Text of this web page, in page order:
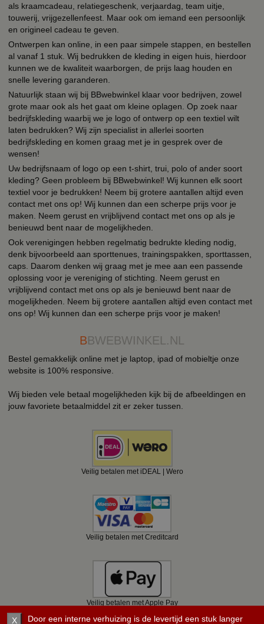
als kraamcadeau, relatiegeschenk, verjaardag, team uitje,
touwerij, vrijgezellenfeest. Maar ook om iemand een persoonlijk
en origineel cadeau te geven.
Ontwerpen kan online, in een paar simpele stappen, en bestellen
al vanaf 1 stuk. Wij bedrukken de kleding in eigen huis, hierdoor
kunnen we de kwaliteit waarborgen, de prijs laag houden en
snelle levering garanderen.
Natuurlijk staan wij bij BBwebwinkel klaar voor bedrijven, zowel
grote maar ook als het gaat om kleine oplagen. Op zoek naar
bedrijfskleding waarbij we je logo of ontwerp op een textiel wilt
laten bedrukken? Wij zijn specialist in allerlei soorten
bedrijfskleding en komen graag met je in gesprek over de
wensen!
Uw bedrijfsnaam of logo op een t-shirt, trui, polo of ander soort
kleding? Geen probleem bij BBwebwinkel! Wij kunnen elk soort
textiel voor je bedrukken! Neem bij grotere aantallen altijd even
contact met ons op! Wij kunnen dan een scherpe prijs voor je
maken. Neem gerust en vrijblijvend contact met ons op als je
benieuwd bent naar de mogelijkheden.
Ook verenigingen hebben regelmatig bedrukte kleding nodig,
denk bijvoorbeeld aan sporttenues, trainingspakken, sporttassen,
caps. Daarom denken wij graag met je mee aan een passende
oplossing voor je vereniging of stichting. Neem gerust en
vrijblijvend contact met ons op als je benieuwd bent naar de
mogelijkheden. Neem bij grotere aantallen altijd even contact met
ons op! Wij kunnen dan een scherpe prijs voor je maken!
BBWEBWINKEL.NL
Bestel gemakkelijk online met je laptop, ipad of mobieltje onze
website is 100% responsive.
Wij bieden vele betaal mogelijkheden kijk bij de afbeeldingen en
jouw favoriete betaalmiddel zit er zeker tussen.
Veilig betalen met iDEAL | Wero
Veilig betalen met Creditcard
Veilig betalen met Apple Pay
X Door een interne verhuizing is de levertijd een stuk langer